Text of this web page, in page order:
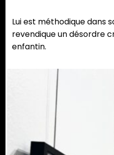
Lui est méthodique dans
revendique un désordre
enfantin.